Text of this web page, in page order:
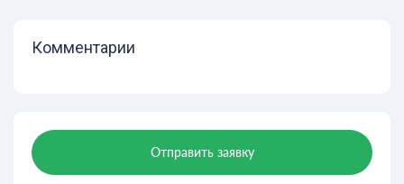
Комментарии
Отправить заявку